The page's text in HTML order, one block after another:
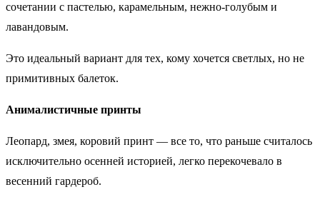
сочетании с пастелью, карамельным, нежно‑голубым и
лавандовым.
Это идеальный вариант для тех, кому хочется светлых, но не
примитивных балеток.
Анималистичные принты
Леопард, змея, коровий принт — все то, что раньше считалось
исключительно осенней историей, легко перекочевало в
весенний гардероб.